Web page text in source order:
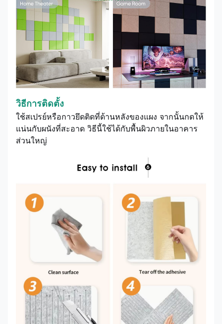
วิธีการติดตั้ง
ใช้สเปรย์หรือกาวยึดติดที่ด้านหลังของแผง จากนั้นกดให้
แน่นกับผนังที่สะอาด วิธีนี้ใช้ได้กับพื้นผิวภายในอาคาร
ส่วนใหญ่